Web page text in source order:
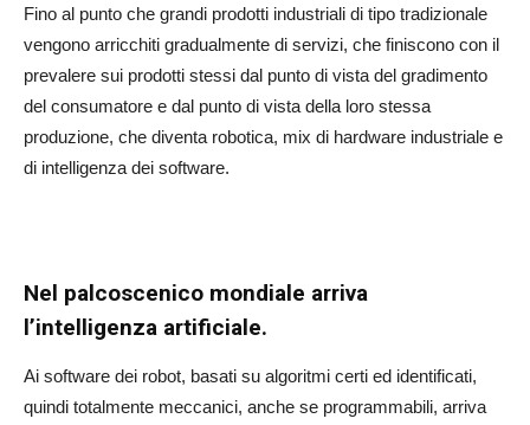
Fino al punto che grandi prodotti industriali di tipo tradizionale
vengono arricchiti gradualmente di servizi, che finiscono con il
prevalere sui prodotti stessi dal punto di vista del gradimento
del consumatore e dal punto di vista della loro stessa
produzione, che diventa robotica, mix di hardware industriale e
di intelligenza dei software.
Nel palcoscenico mondiale arriva
l’intelligenza artificiale.
Ai software dei robot, basati su algoritmi certi ed identificati,
quindi totalmente meccanici, anche se programmabili, arriva